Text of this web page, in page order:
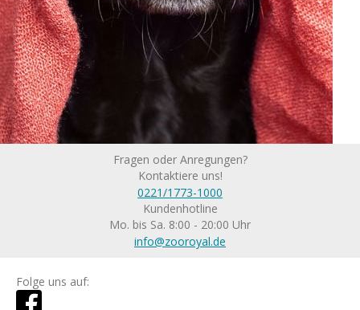
Fragen oder Anregungen?
Kontaktiere uns!
0221/1773-1000
Kundenhotline
Mo. bis Sa. 8:00 - 20:00 Uhr
info@zooroyal.de
Folge uns auf: